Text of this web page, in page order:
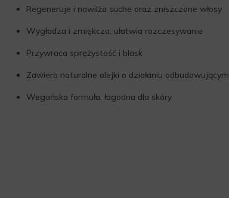
Regeneruje i nawilża suche oraz zniszczone włosy
Wygładza i zmiękcza, ułatwia rozczesywanie
Przywraca sprężystość i blask
Zawiera naturalne olejki o działaniu odbudowującym
Wegańska formuła, łagodna dla skóry